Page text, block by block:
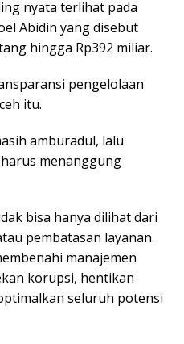
nyata terlihat pada
Abidin yang disebut
hingga Rp392 miliar.
pengelolaan
itu.
amburadul, lalu
menanggung
bisa hanya dilihat dari
pembatasan layanan.
manajemen
korupsi, hentikan
seluruh potensi